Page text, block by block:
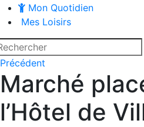
Mon Quotidien
Mes Loisirs
Précédent
Marché
l’Hôtel de